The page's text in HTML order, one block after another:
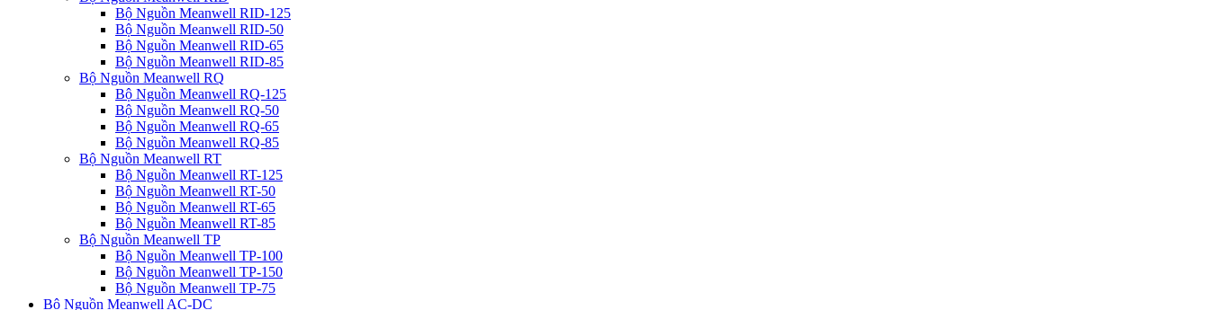
Bộ Nguồn Meanwell RID-125
Bộ Nguồn Meanwell RID-50
Bộ Nguồn Meanwell RID-65
Bộ Nguồn Meanwell RID-85
Bộ Nguồn Meanwell RQ
Bộ Nguồn Meanwell RQ-125
Bộ Nguồn Meanwell RQ-50
Bộ Nguồn Meanwell RQ-65
Bộ Nguồn Meanwell RQ-85
Bộ Nguồn Meanwell RT
Bộ Nguồn Meanwell RT-125
Bộ Nguồn Meanwell RT-50
Bộ Nguồn Meanwell RT-65
Bộ Nguồn Meanwell RT-85
Bộ Nguồn Meanwell TP
Bộ Nguồn Meanwell TP-100
Bộ Nguồn Meanwell TP-150
Bộ Nguồn Meanwell TP-75
Bộ Nguồn Meanwell AC-DC